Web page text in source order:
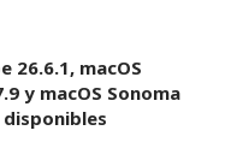
26.6.1, macOS
y macOS Sonoma